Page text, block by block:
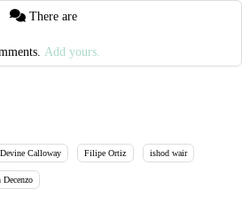
Add yours.
Devine Calloway Filipe Ortiz ishod wair
Decenzo